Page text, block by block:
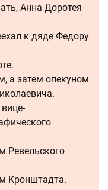
Анна Доротея
к дяде Федору
а затем опекуном
Ревельского
Кронштадта.